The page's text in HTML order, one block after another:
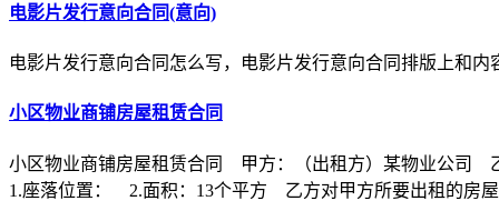
电影片发行意向合同(意向)
电影片发行意向合同怎么写，电影片发行意向合同排版上和
小区物业商铺房屋租赁合同
小区物业商铺房屋租赁合同 甲方：（出租方）某物业公司
1.座落位置： 2.面积：13个平方 乙方对甲方所要出租的房